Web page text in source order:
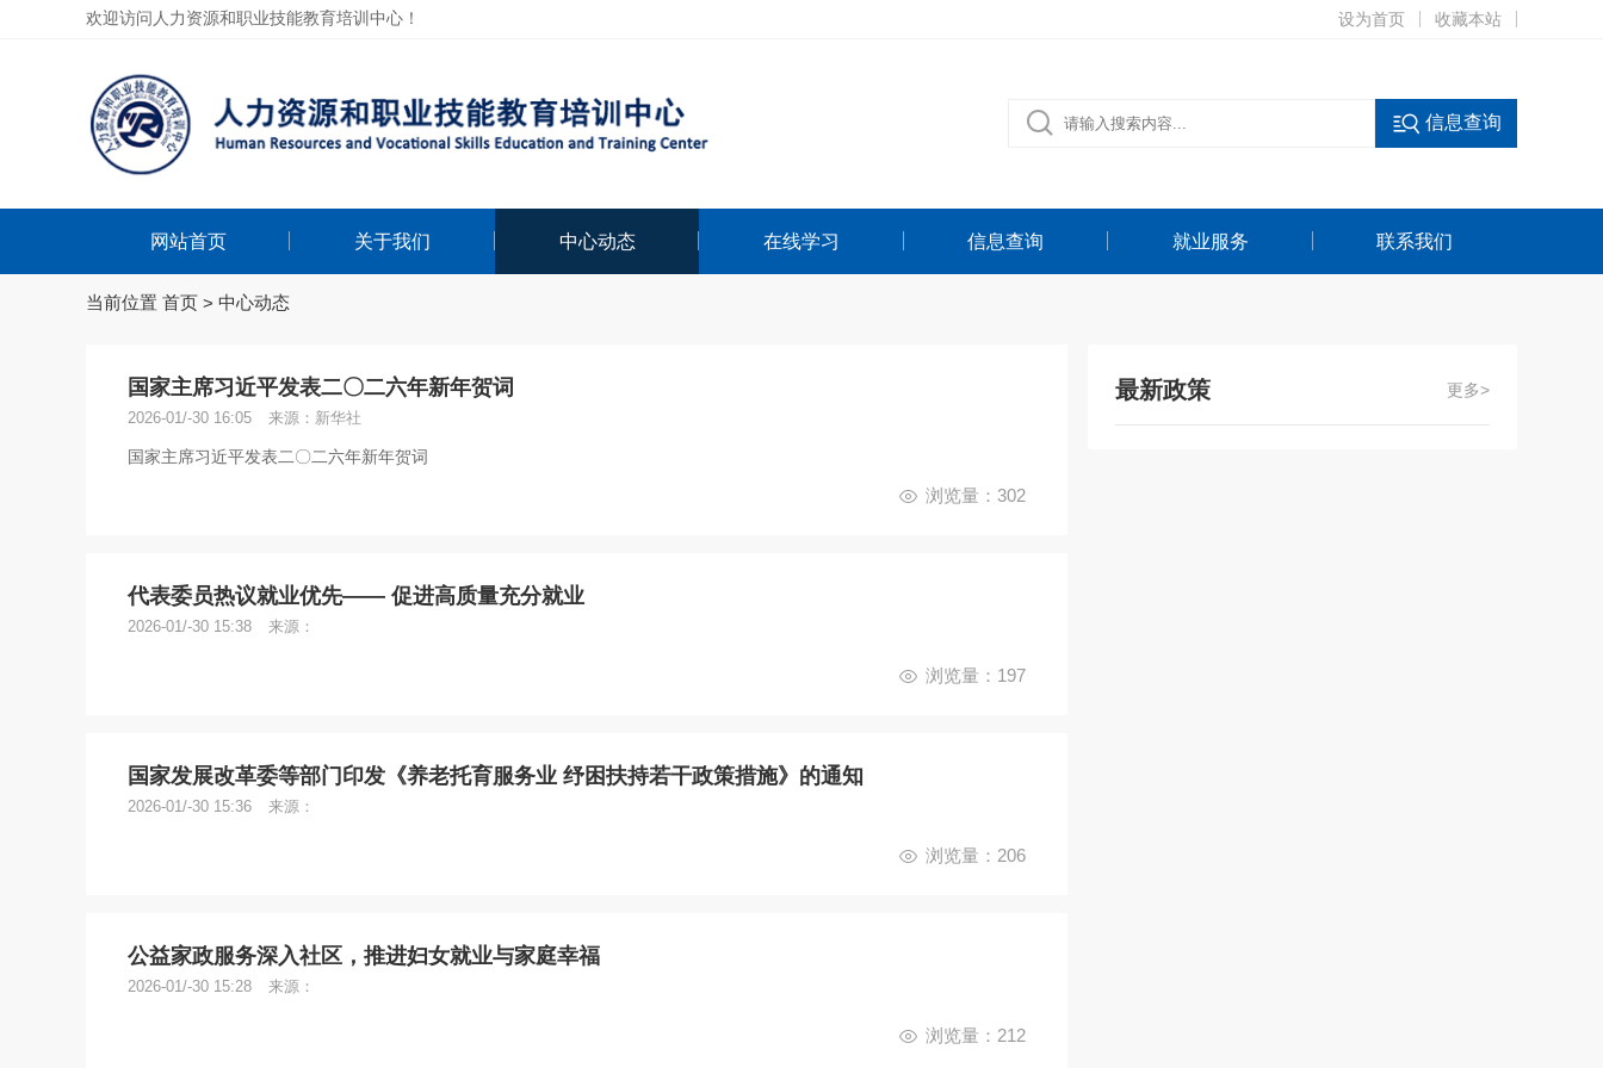
欢迎访问人力资源和职业技能教育培训中心！ 设为首页 收藏本站
信息查询
网站首页 关于我们 中心动态 在线学习 信息查询 就业服务 联系我们
当前位置 首页 > 中心动态
国家主席习近平发表二〇二六年新年贺词
2026-01/-30 16:05 来源：新华社
国家主席习近平发表二〇二六年新年贺词
浏览量：302
代表委员热议就业优先—— 促进高质量充分就业
2026-01/-30 15:38 来源：
浏览量：197
国家发展改革委等部门印发《养老托育服务业 纾困扶持若干政策措施》的通知
2026-01/-30 15:36 来源：
浏览量：206
公益家政服务深入社区，推进妇女就业与家庭幸福
2026-01/-30 15:28 来源：
浏览量：212
最新政策 更多>